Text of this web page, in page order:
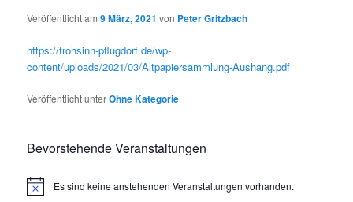
Veröffentlicht am9 März, 2021 von Peter Gritzbach
https://frohsinn-pflugdorf.de/wp-
content/uploads/2021/03/Altpapiersammlung-Aushang.pdf
Veröffentlicht unterOhne Kategorie
Bevorstehende Veranstaltungen
HinweisEs sind keine anstehenden Veranstaltungen vorhanden.